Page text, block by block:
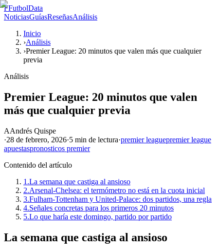
FFutbolData
NoticiasGuíasReseñasAnálisis
Inicio
›Análisis
›Premier League: 20 minutos que valen más que cualquier
previa
Análisis
Premier League: 20 minutos que valen
más que cualquier previa
AAndrés Quispe
·28 de febrero, 2026·5 min de lectura·premier leaguepremier league
apuestaspronosticos premier
Contenido del artículo
1.La semana que castiga al ansioso
2.Arsenal-Chelsea: el termómetro no está en la cuota inicial
3.Fulham-Tottenham y United-Palace: dos partidos, una regla
4.Señales concretas para los primeros 20 minutos
5.Lo que haría este domingo, partido por partido
La semana que castiga al ansioso